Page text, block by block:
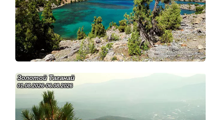
Золотой Таганай
01.08.2026-06.08.2026